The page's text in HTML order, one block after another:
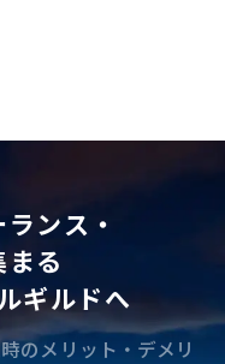
ンス・
る
ギルドへ
のメリット・デメリ